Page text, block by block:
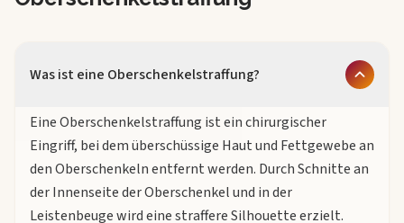
Was ist eine Oberschenkelstraffung?
Eine Oberschenkelstraffung ist ein chirurgischer
Eingriff, bei dem überschüssige Haut und Fettgewebe an
den Oberschenkeln entfernt werden. Durch Schnitte an
der Innenseite der Oberschenkel und in der
Leistenbeuge wird eine straffere Silhouette erzielt.